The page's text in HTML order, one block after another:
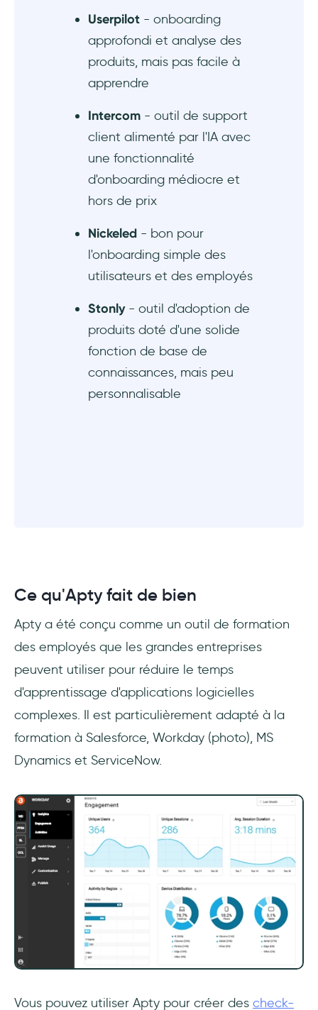
Userpilot - onboarding
approfondi et analyse des
produits, mais pas facile à
apprendre
Intercom - outil de support
client alimenté par l'IA avec
une fonctionnalité
d'onboarding médiocre et
hors de prix
Nickeled - bon pour
l'onboarding simple des
utilisateurs et des employés
Stonly- outil d'adoption de
produits doté d'une solide
fonction de base de
connaissances, mais peu
personnalisable
Ce qu'Apty fait de bien
Apty a été conçu comme un outil de formation
des employés que les grandes entreprises
peuvent utiliser pour réduire le temps
d'apprentissage d'applications logicielles
complexes. Il est particulièrement adapté à la
formation à Salesforce, Workday (photo), MS
Dynamics et ServiceNow.
Vous pouvez utiliser Apty pour créer des check-